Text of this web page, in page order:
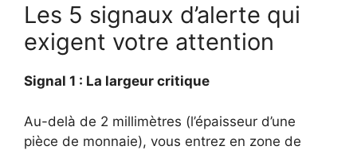
Les 5 signaux d’alerte qui
exigent votre attention
Signal 1 : La largeur critique
Au-delà de 2 millimètres (l’épaisseur d’une
pièce de monnaie), vous entrez en zone de